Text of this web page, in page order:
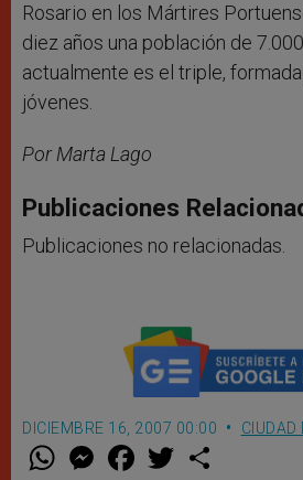
Rosario en los Mártires
diez años una población de
actualmente es el triple,
jóvenes.
Por Marta Lago
Publicaciones
Publicaciones no relacionadas.
DICIEMBRE 16, 2007 00:00 CIUDAD
W M
e
F
a w